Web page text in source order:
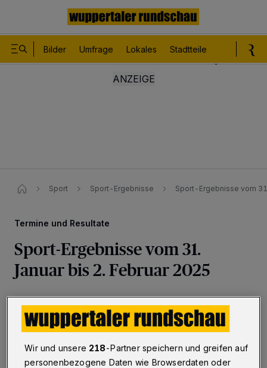
Bilder Umfrage Lokales Stadtteile
Sport Sport-Ergebnisse Sport-Ergebnisse vom
Termine und Resultate
Sport-Ergebnisse vom 31.
Januar bis 2. Februar 2025
Wuppertal·Hier erfahren Sie aktuell, wie die
Sportclubs aus Wuppertal abgeschnitten haben.
01.02.2025 , 09:00 Uhr Eine Minute Lesezeit
Wir und unsere 218-Partner speichern und greifen auf
personenbezogene Daten wie Browserdaten oder